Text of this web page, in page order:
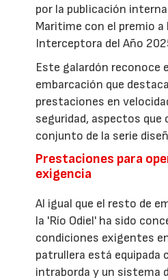
por la publicación
Maritime con el premio a
Interceptora del Año
Este galardón reconoce
embarcación que
prestaciones en
seguridad, aspectos que
conjunto de la serie
Prestaciones para
exigencia
Al igual que el resto de
la 'Río Odiel' ha sido
condiciones exigentes
patrullera está equipada
intraborda y un sistema